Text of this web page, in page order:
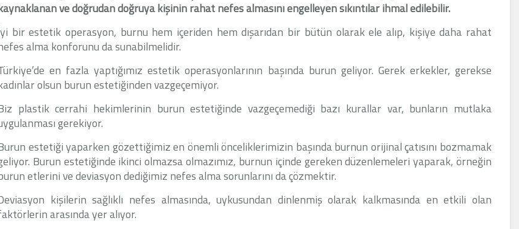
ve doğrudan doğruya kişinin rahat nefes almasını engelleyen sıkıntılar ihmal edilebilir.
bir estetik operasyon, burnu hem içeriden hem dışarıdan bir bütün olarak ele alıp, kişiye daha rahat
alma konforunu da sunabilmelidir.
en fazla yaptığımız estetik operasyonlarının başında burun geliyor. Gerek erkekler, gerekse
olsun burun estetiğinden vazgeçemiyor.
plastik cerrahi hekimlerinin burun estetiğinde vazgeçemediği bazı kurallar var, bunların mutlaka
gerekiyor.
estetiği yaparken gözettiğimiz en önemli önceliklerimizin başında burnun orijinal çatısını bozmamak
Burun estetiğinde ikinci olmazsa olmazımız, burnun içinde gereken düzenlemeleri yaparak, örneğin
etlerini ve deviasyon dediğimiz nefes alma sorunlarını da çözmektir.
kişilerin sağlıklı nefes almasında, uykusundan dinlenmiş olarak kalkmasında en etkili olan
arasında yer alıyor.